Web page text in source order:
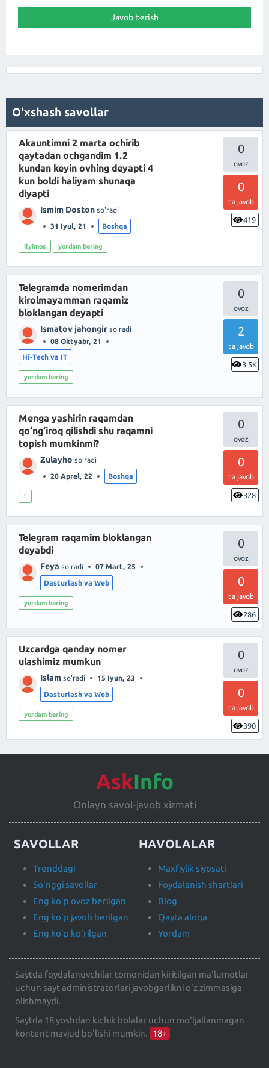
O'xshash savollar
0
0
ta javob
419
Akauntimni 2 marta ochirib
qaytadan ochgandim 1.2
kundan keyin ovhing deyapti 4
kun boldi haliyam shunaqa
diyapti
Ismim Doston so'radi
31 Iyul, 21 Boshqa
ilyimos yordam bering
0
2
ta javob
3.5K
Telegramda nomerimdan
kirolmayamman raqamiz
bloklangan deyapti
Ismatov jahongir so'radi
08 Oktyabr, 21
Hi-Tech va IT
yordam bering
0
0
ta javob
328
Menga yashirin raqamdan
qo‘ng‘iroq qilishdi shu raqamni
topish mumkinmi?
Zulayho so'radi
20 Aprel, 22 Boshqa
‘
0
0
ta javob
286
Telegram raqamim bloklangan
deyabdi
Feya so'radi 07 Mart, 25
Dasturlash va Web
yordam bering
0
0
ta javob
390
Uzcardga qanday nomer
ulashimiz mumkun
Islam so'radi 15 Iyun, 23
Dasturlash va Web
yordam bering
AskInfo
Onlayn savol-javob xizmati
SAVOLLAR
Trenddagi
So'nggi savollar
Eng ko'p ovoz berilgan
Eng ko'p javob berilgan
Eng ko'p ko'rilgan
HAVOLALAR
Maxfiylik siyosati
Foydalanish shartlari
Blog
Qayta aloqa
Yordam
Saytda foydalanuvchilar tomonidan kiritilgan ma'lumotlar
uchun sayt administratorlari javobgarlikni o'z zimmasiga
olishmaydi.
Saytda 18 yoshdan kichik bolalar uchun mo'ljallanmagan
kontent mavjud bo'lishi mumkin. 18+